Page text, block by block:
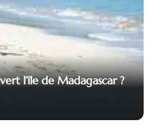
l’île de Madagascar ?